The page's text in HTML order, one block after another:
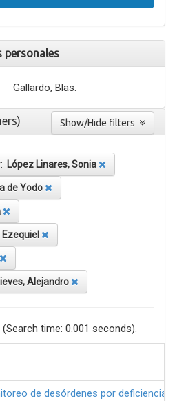
personales
Gallardo, Blas.
López Linares, Sonia
de Yodo
Alejandro
time: 0.001 seconds).
de desórdenes por deficiencia